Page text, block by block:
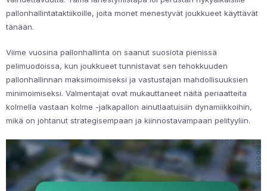
pallonhallintataktiikoille, joita monet menestyvät joukkueet käyttävät
tänään.
Viime vuosina pallonhallinta on saanut suosiota pienissä
pelimuodoissa, kun joukkueet tunnistavat sen tehokkuuden
pallonhallinnan maksimoimiseksi ja vastustajan mahdollisuuksien
minimoimiseksi. Valmentajat ovat mukauttaneet näitä periaatteita
kolmella vastaan kolme -jalkapallon ainutlaatuisiin dynamiikkoihin,
mikä on johtanut strategisempaan ja kiinnostavampaan pelityyliin.